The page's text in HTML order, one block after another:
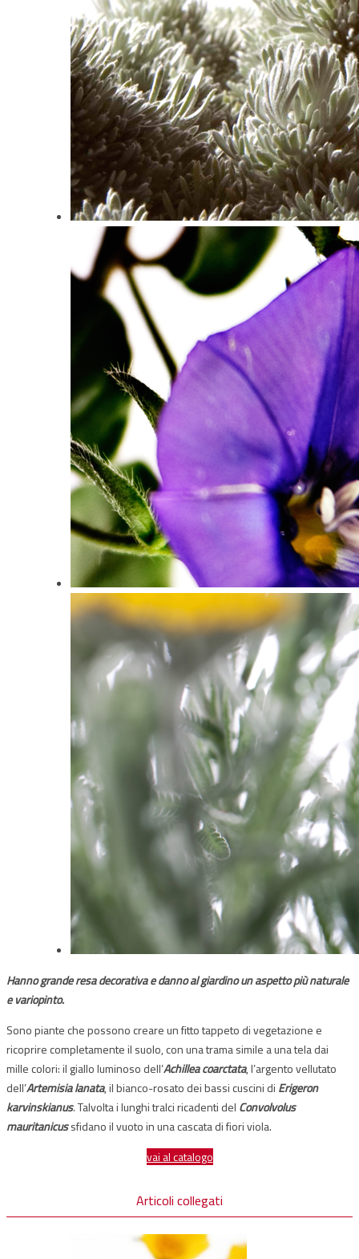
Hanno grande resa decorativa e danno al giardino un aspetto più naturale
e variopinto.
Sono piante che possono creare un fitto tappeto di vegetazione e
ricoprire completamente il suolo, con una trama simile a una tela dai
mille colori: il giallo luminoso dell’Achillea coarctata, l’argento vellutato
dell’Artemisia lanata, il bianco-rosato dei bassi cuscini di Erigeron
karvinskianus. Talvolta i lunghi tralci ricadenti del Convolvolus
mauritanicussfidano il vuoto in una cascata di fiori viola.
vai al catalogo
Articoli collegati